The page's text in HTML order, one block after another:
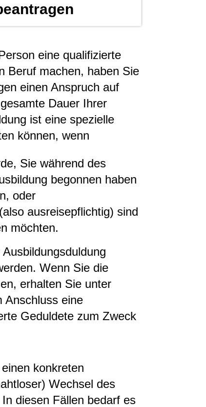
eine qualifizierte
Beruf machen, haben Sie
einen Anspruch auf
Dauer Ihrer
ist eine spezielle
können, wenn
Sie während des
begonnen haben
oder
ausreisepflichtig) sind
möchten.
Wenn Sie die
erhalten Sie unter
Anschluss eine
Geduldete zum Zweck
konkreten
Wechsel des
diesen Fällen bedarf es